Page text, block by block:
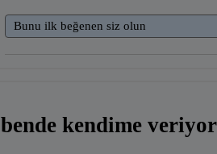
Bunu ilk beğenen siz olun
bende kendime